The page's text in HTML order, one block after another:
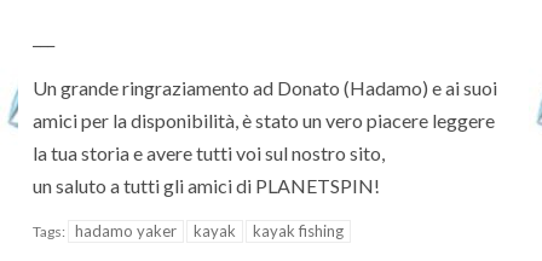
Un grande ringraziamento ad Donato (Hadamo) e ai suoi
amici per la disponibilità, è stato un vero piacere leggere
la tua storia e avere tutti voi sul nostro sito,
un saluto a tutti gli amici di PLANETSPIN!
Tags: hadamo yaker kayak kayak fishing